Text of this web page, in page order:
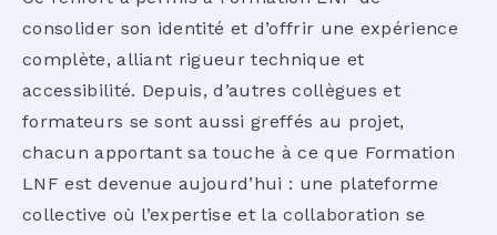
consolider son identité et d’offrir une expérience
complète, alliant rigueur technique et
accessibilité. Depuis, d’autres collègues et
formateurs se sont aussi greffés au projet,
chacun apportant sa touche à ce que Formation
LNF est devenue aujourd’hui : une plateforme
collective où l’expertise et la collaboration se